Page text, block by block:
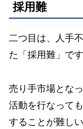
採用難
二つ目は、人手
た「採用難」です
売り手市場とな
活動を行なって
することが難しい